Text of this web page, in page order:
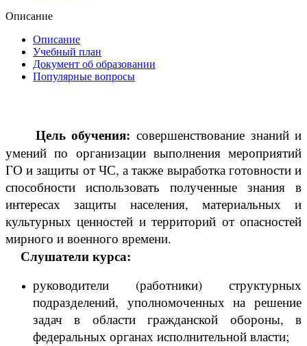
Описание
Описание
Учебный план
Документ об образовании
Популярные вопросы
Цель обучения: совершенствование знаний и
умений по организации выполнения мероприятий
ГО и защиты от ЧС, а также выработка готовности и
способности использовать полученные знания в
интересах защиты населения, материальных и
культурных ценностей и территорий от опасностей
мирного и военного времени.
Слушатели курса:
руководители (работники) структурных
подразделений, уполномоченных на решение
задач в области гражданской обороны, в
федеральных органах исполнительной власти;